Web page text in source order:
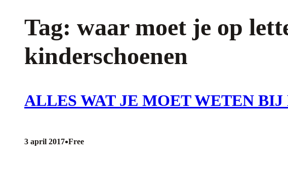
Tag: waar moet je op
kinderschoenen
ALLES WAT JE MOET WETEN
3 april 2017•Free